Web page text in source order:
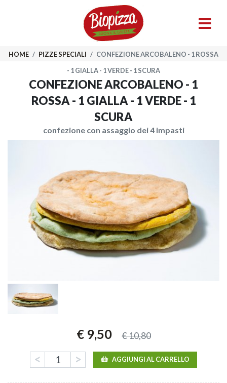
HOME / PIZZE SPECIALI / CONFEZIONE ARCOBALENO - 1 ROSSA
- 1 GIALLA - 1 VERDE - 1 SCURA
CONFEZIONE ARCOBALENO - 1
ROSSA - 1 GIALLA - 1 VERDE - 1
SCURA
confezione con assaggio dei 4 impasti
€ 9,50 € 10,80
< > AGGIUNGI AL CARRELLO